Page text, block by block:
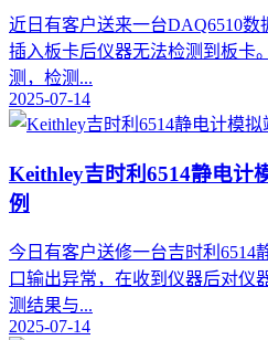
近日有客户送来一台DAQ6510
插入板卡后仪器无法检测到板卡
测，检测...
2025-07-14
Keithley吉时利6514静电计
例
今日有客户送修一台吉时利6514
口输出异常，在收到仪器后对仪
测结果与...
2025-07-14